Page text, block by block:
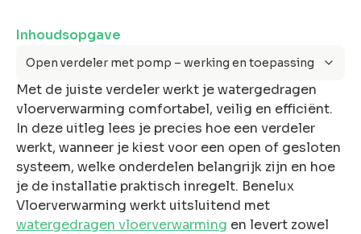
Offerte
Snel &
2 uur
reactie
Inhoudsopgave
Open verdeler met pomp – werking en toepassing
Met de juiste verdeler werkt je watergedragen
vloerverwarming comfortabel, veilig en efficiënt.
In deze uitleg lees je precies hoe een verdeler
werkt, wanneer je kiest voor een open of gesloten
systeem, welke onderdelen belangrijk zijn en hoe
je de installatie praktisch inregelt. Benelux
Vloerverwarming werkt uitsluitend met
watergedragen vloerverwarming en levert zowel